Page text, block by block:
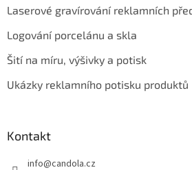
Laserové gravírování reklamních
Logování porcelánu a skla
Šití na míru, výšivky a potisk
Ukázky reklamního potisku produktů
Kontakt
info@candola.cz